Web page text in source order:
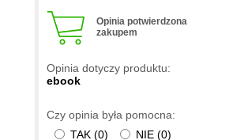
Opinia potwierdzona
zakupem
Opinia dotyczy produktu:
ebook
Czy opinia była pomocna:
TAK (0) NIE (0)